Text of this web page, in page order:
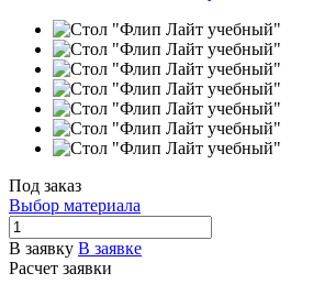
Под заказ
Выбор материала
В заявку В заявке
Расчет заявки